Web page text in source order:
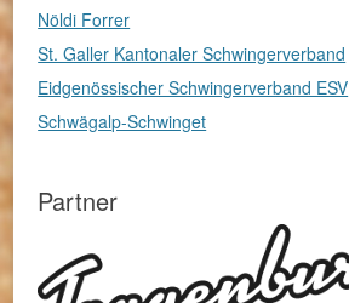
Nöldi Forrer
St. Galler Kantonaler Schwingerverband
Eidgenössischer Schwingerverband ESV
Schwägalp-Schwinget
Partner